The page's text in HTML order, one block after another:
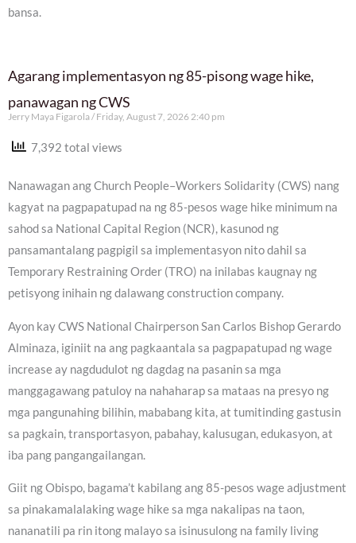
bansa.
Agarang implementasyon ng 85-pisong wage hike,
panawagan ng CWS
Jerry Maya Figarola Friday, August 7, 2026 2:40 pm
7,392 total views
Nanawagan ang Church People–Workers Solidarity (CWS) nang
kagyat na pagpapatupad na ng 85-pesos wage hike minimum na
sahod sa National Capital Region (NCR), kasunod ng
pansamantalang pagpigil sa implementasyon nito dahil sa
Temporary Restraining Order (TRO) na inilabas kaugnay ng
petisyong inihain ng dalawang construction company.
Ayon kay CWS National Chairperson San Carlos Bishop Gerardo
Alminaza, iginiit na ang pagkaantala sa pagpapatupad ng wage
increase ay nagdudulot ng dagdag na pasanin sa mga
manggagawang patuloy na nahaharap sa mataas na presyo ng
mga pangunahing bilihin, mababang kita, at tumitinding gastusin
sa pagkain, transportasyon, pabahay, kalusugan, edukasyon, at
iba pang pangangailangan.
Giit ng Obispo, bagama’t kabilang ang 85-pesos wage adjustment
sa pinakamalalaking wage hike sa mga nakalipas na taon,
nananatili pa rin itong malayo sa isinusulong na family living